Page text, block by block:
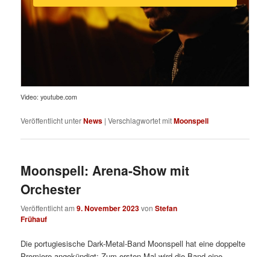
Video: youtube.com
Veröffentlicht unterNews |Verschlagwortet mitMoonspell
Moonspell: Arena-Show mit
Orchester
Veröffentlicht am9. November 2023vonStefan
Frühauf
Die portugiesische Dark-Metal-Band Moonspell hat eine doppelte